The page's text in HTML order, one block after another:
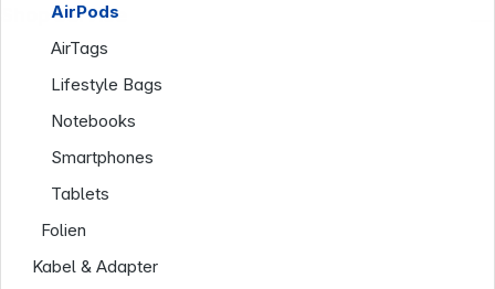
AirPods
AirTags
Lifestyle Bags
Notebooks
Smartphones
Tablets
Folien
Kabel & Adapter
Shop Service